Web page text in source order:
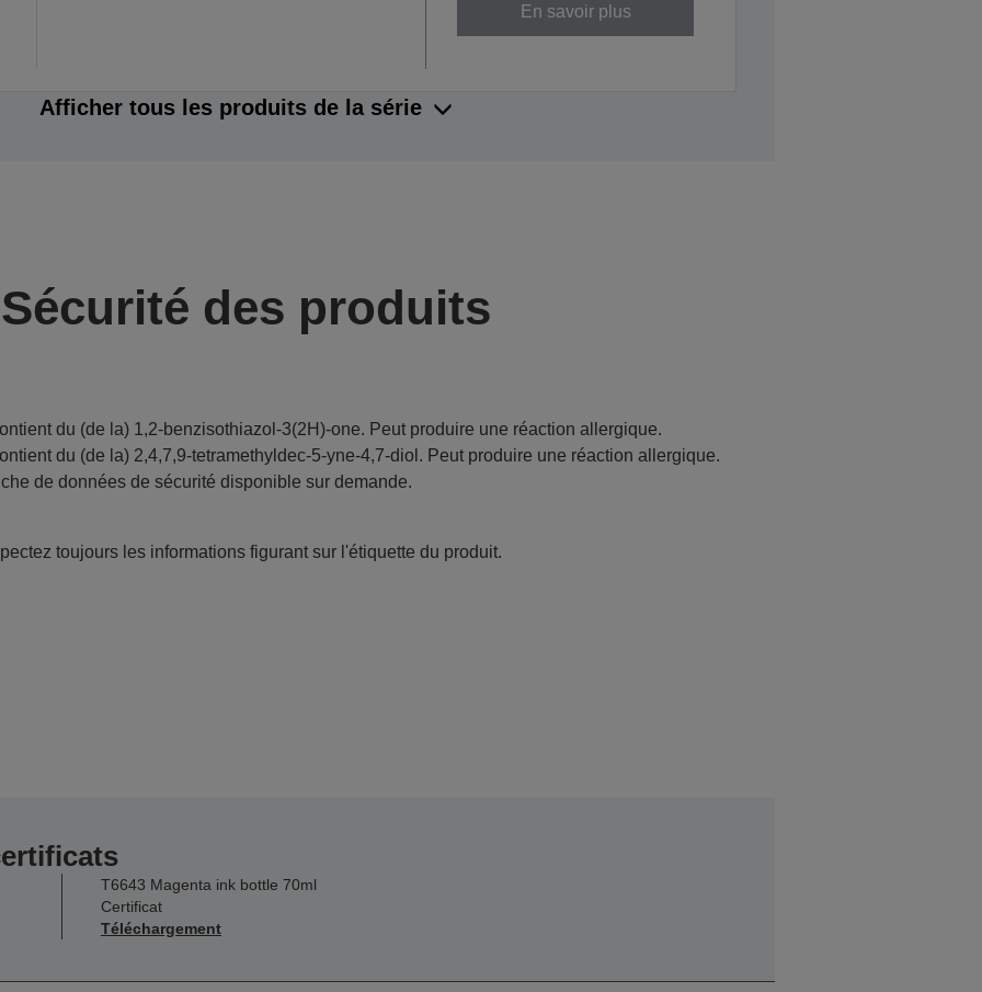
En savoir plus
Afficher tous les produits de la série
Sécurité des produits
du (de la) 1,2-benzisothiazol-3(2H)-one. Peut produire une réaction allergique.
du (de la) 2,4,7,9-tetramethyldec-5-yne-4,7-diol. Peut produire une réaction allergique.
de données de sécurité disponible sur demande.
toujours les informations figurant sur l'étiquette du produit.
T6643 Magenta ink bottle 70ml
Certificat
Téléchargement